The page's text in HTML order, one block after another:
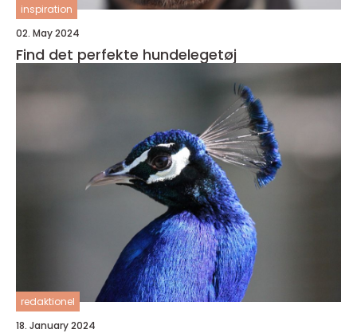
inspiration
02. May 2024
Find det perfekte hundelegetøj
redaktionel
18. January 2024